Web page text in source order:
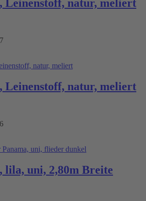
Leinenstoff, natur, meliert
Leinenstoff, natur, meliert
lila, uni, 2,80m Breite